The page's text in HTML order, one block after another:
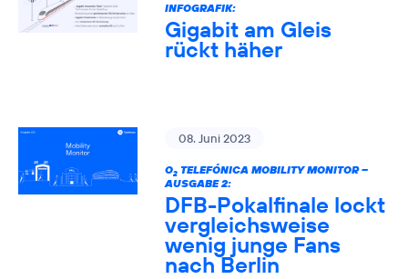
INFOGRAFIK:
Gigabit am Gleis
rückt häher
08. Juni 2023
O2TELEFÓNICA MOBILITY MONITOR –
AUSGABE 2:
DFB-Pokalfinale lockt
vergleichsweise
wenig junge Fans
nach Berlin